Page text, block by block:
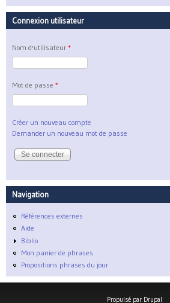
Connexion utilisateur
Nom d'utilisateur *
Mot de passe *
Créer un nouveau compte
Demander un nouveau mot de passe
Navigation
Références externes
Aide
Biblio
Mon panier de phrases
Propositions phrases du jour
Propulsé par Drupal